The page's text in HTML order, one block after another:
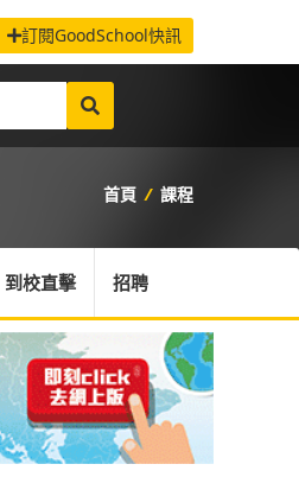
訂閱GoodSchool快訊
首頁 / 課程
到校直擊 招聘